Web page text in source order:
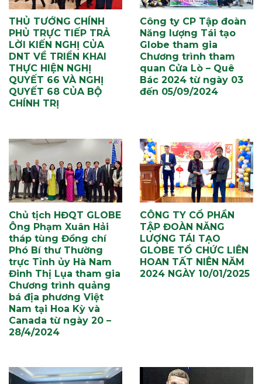
THỦ TƯỚNG CHÍNH
PHỦ TRỰC TIẾP TRẢ
LỜI KIẾN NGHỊ CỦA
DNT VỀ TRIỂN KHAI
THỰC HIỆN NGHỊ
QUYẾT 66 VÀ NGHỊ
QUYẾT 68 CỦA BỘ
CHÍNH TRỊ
Công ty CP Tập đoàn
Năng lượng Tái tạo
Globe tham gia
Chương trình tham
quan Cửa Lò – Quê
Bác 2024 từ ngày 03
đến 05/09/2024
Chủ tịch HĐQT GLOBE
Ông Phạm Xuân Hải
tháp tùng Đồng chí
Phó Bí thư Thường
trực Tỉnh ủy Hà Nam
Đinh Thị Lụa tham gia
Chương trình quảng
bá địa phương Việt
Nam tại Hoa Kỳ và
Canada từ ngày 20 –
28/4/2024
CÔNG TY CỔ PHẦN
TẬP ĐOÀN NĂNG
LƯỢNG TÁI TẠO
GLOBE TỔ CHỨC LIÊN
HOAN TẤT NIÊN NĂM
2024 NGÀY 10/01/2025